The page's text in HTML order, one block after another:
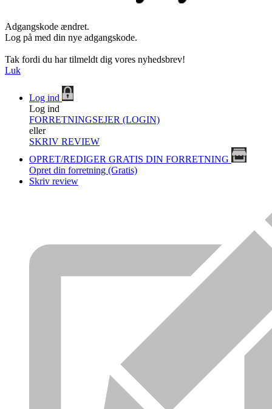
Adgangskode ændret.
Log på med din nye adgangskode.
Tak fordi du har tilmeldt dig vores nyhedsbrev!
Luk
Log ind
Log ind
FORRETNINGSEJER (LOGIN)
eller
SKRIV REVIEW
OPRET/REDIGER GRATIS DIN FORRETNING
Opret din forretning (Gratis)
Skriv review